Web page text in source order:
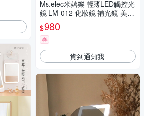
Ms.elec米嬉樂 輕薄LED觸控光
鏡 LM-012 化妝鏡 補光鏡 美妝
鏡 隨身鏡 旅行便攜 USB充電款
$980
券
貨到通知我